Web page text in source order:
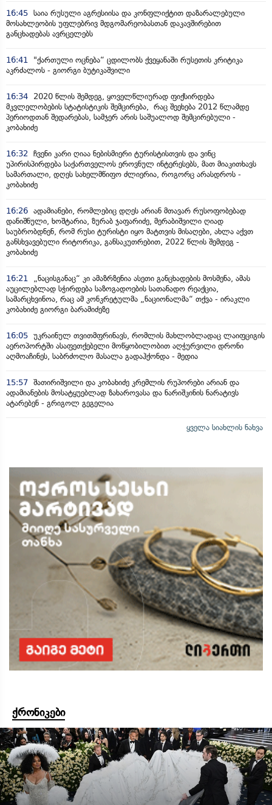
16:45 საია რუსული აგრესიისა და კონფლიქტით დაზარალებული
მოსახლეობის უფლებრივ მდგომარეობასთან დაკავშირებით
განცხადებას ავრცელებს
16:41
"ქართული ოცნება“ ცდილობს ქვეყანაში რუსეთის კრიტიკა
აკრძალოს - გიორგი ბუტიკაშვილი
16:34
2020 წლის შემდეგ, ყოველწლიურად ფიქსირდება
მკვლელობების სტატისტიკის შემცირება, რაც შეეხება 2012 წლამდე
პერიოდთან შედარებას, სამჯერ არის საშუალოდ შემცირებული -
კობახიძე
16:32 ჩვენი კარი ღიაა ნებისმიერი ტურისტისთვის და ვინც
უპირისპირდება საქართველოს ეროვნულ ინტერესებს, მათ მიაკითხავს
სამართალი, დღეს სახელმწიფო ძლიერია, როგორც არასდროს -
კობახიძე
16:26 ადამიანები, რომლებიც დღეს არიან მთავარ რუსოფობებად
დანიშნული, ხოშტარია, ზურაბ ჯაფარიძე, მერაბიშვილი ღიად
საუბრობდნენ, რომ რუსი ტურისტი იყო მატთვის მისაღები, ახლა აქვთ
განსხვავებული რიტორიკა, განსაკუთრებით, 2022 წლის შემდეგ -
კობახიძე
16:21
„ნაცისგანაც“ კი ამაზრზენია ასეთი განცხადების მოსმენა, ამას
აუცილებლად სჭირდება საზოგადოების სათანადო რეაქცია,
სამარცხვინოა, რაც ამ კონკრეტულმა „ნაციონალმა“ თქვა - ირაკლი
კობახიძე გიორგი ბარამიძეზე
16:05 უკრაინულ თვითმფრინავს, რომლის მახლობლადაც ლაიფციგის
აეროპორტში ასაფეთქებელი მოწყობილობით აღჭურვილი დრონი
აღმოაჩინეს, საბრძოლო მასალა გადაჰქონდა - მედია
15:57 შათირიშვილი და კობახიძე კრემლის რუპორები არიან და
ადამიანების მოსატყუებლად ზახაროვასა და ნარიშკინის ნარატივს
ატარებენ - გრიგოლ გეგელია
ყველა სიახლის ნახვა
ქრონიკები